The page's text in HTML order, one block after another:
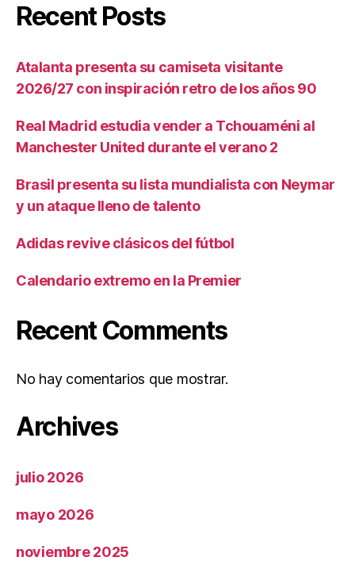
Recent Posts
Atalanta presenta su camiseta visitante
2026/27 con inspiración retro de los años 90
Real Madrid estudia vender a Tchouaméni al
Manchester United durante el verano 2
Brasil presenta su lista mundialista con Neymar
y un ataque lleno de talento
Adidas revive clásicos del fútbol
Calendario extremo en la Premier
Recent Comments
No hay comentarios que mostrar.
Archives
julio 2026
mayo 2026
noviembre 2025